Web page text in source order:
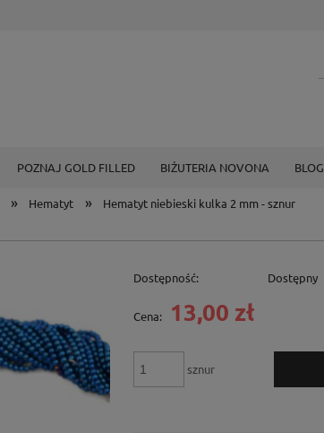
POZNAJ GOLD FILLED BIŻUTERIA NOVONA BLOG
» Hematyt » Hematyt niebieski kulka 2 mm - sznur
Dostępność: Dostępny
Cena: 13,00 zł
sznur